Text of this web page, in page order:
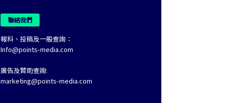
聯絡我們
報料、投稿及一般查詢：
Info@points-media.com
廣告及贊助查詢:
marketing@points-media.com